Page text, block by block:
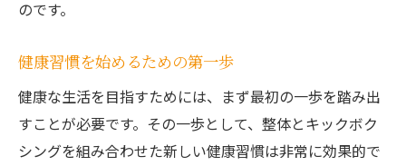
新しい未来へのステップ整体とキックボクシン
未来を見据えた健康法としての整体
キックボクシングがもたらす長期的な健康
効果
整体とキックボクシングで健康的な未来を
のです。
健康習慣を始めるための第一歩
健康な生活を目指すためには、まず最初の一歩を踏み出
すことが必要です。その一歩として、整体とキックボク
シングを組み合わせた新しい健康習慣は非常に効果的で